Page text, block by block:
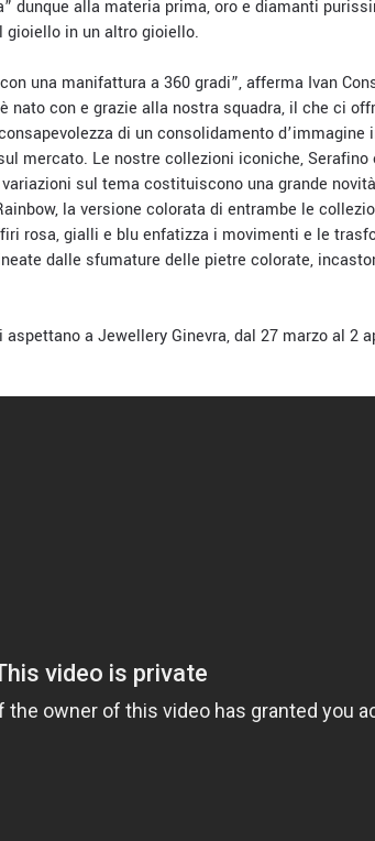
dunque alla materia prima, oro e diamanti
gioiello in un altro gioiello.
una manifattura a 360 gradi”, afferma Ivan
nato con e grazie alla nostra squadra, il che ci
di un consolidamento
mercato. Le nostre collezioni iconiche,
sul tema costituiscono una grande
la versione colorata di entrambe le
rosa, gialli e blu enfatizza i movimenti e le
dalle sfumature delle pietre colorate,
a Jewellery Ginevra, dal 27 marzo al 2